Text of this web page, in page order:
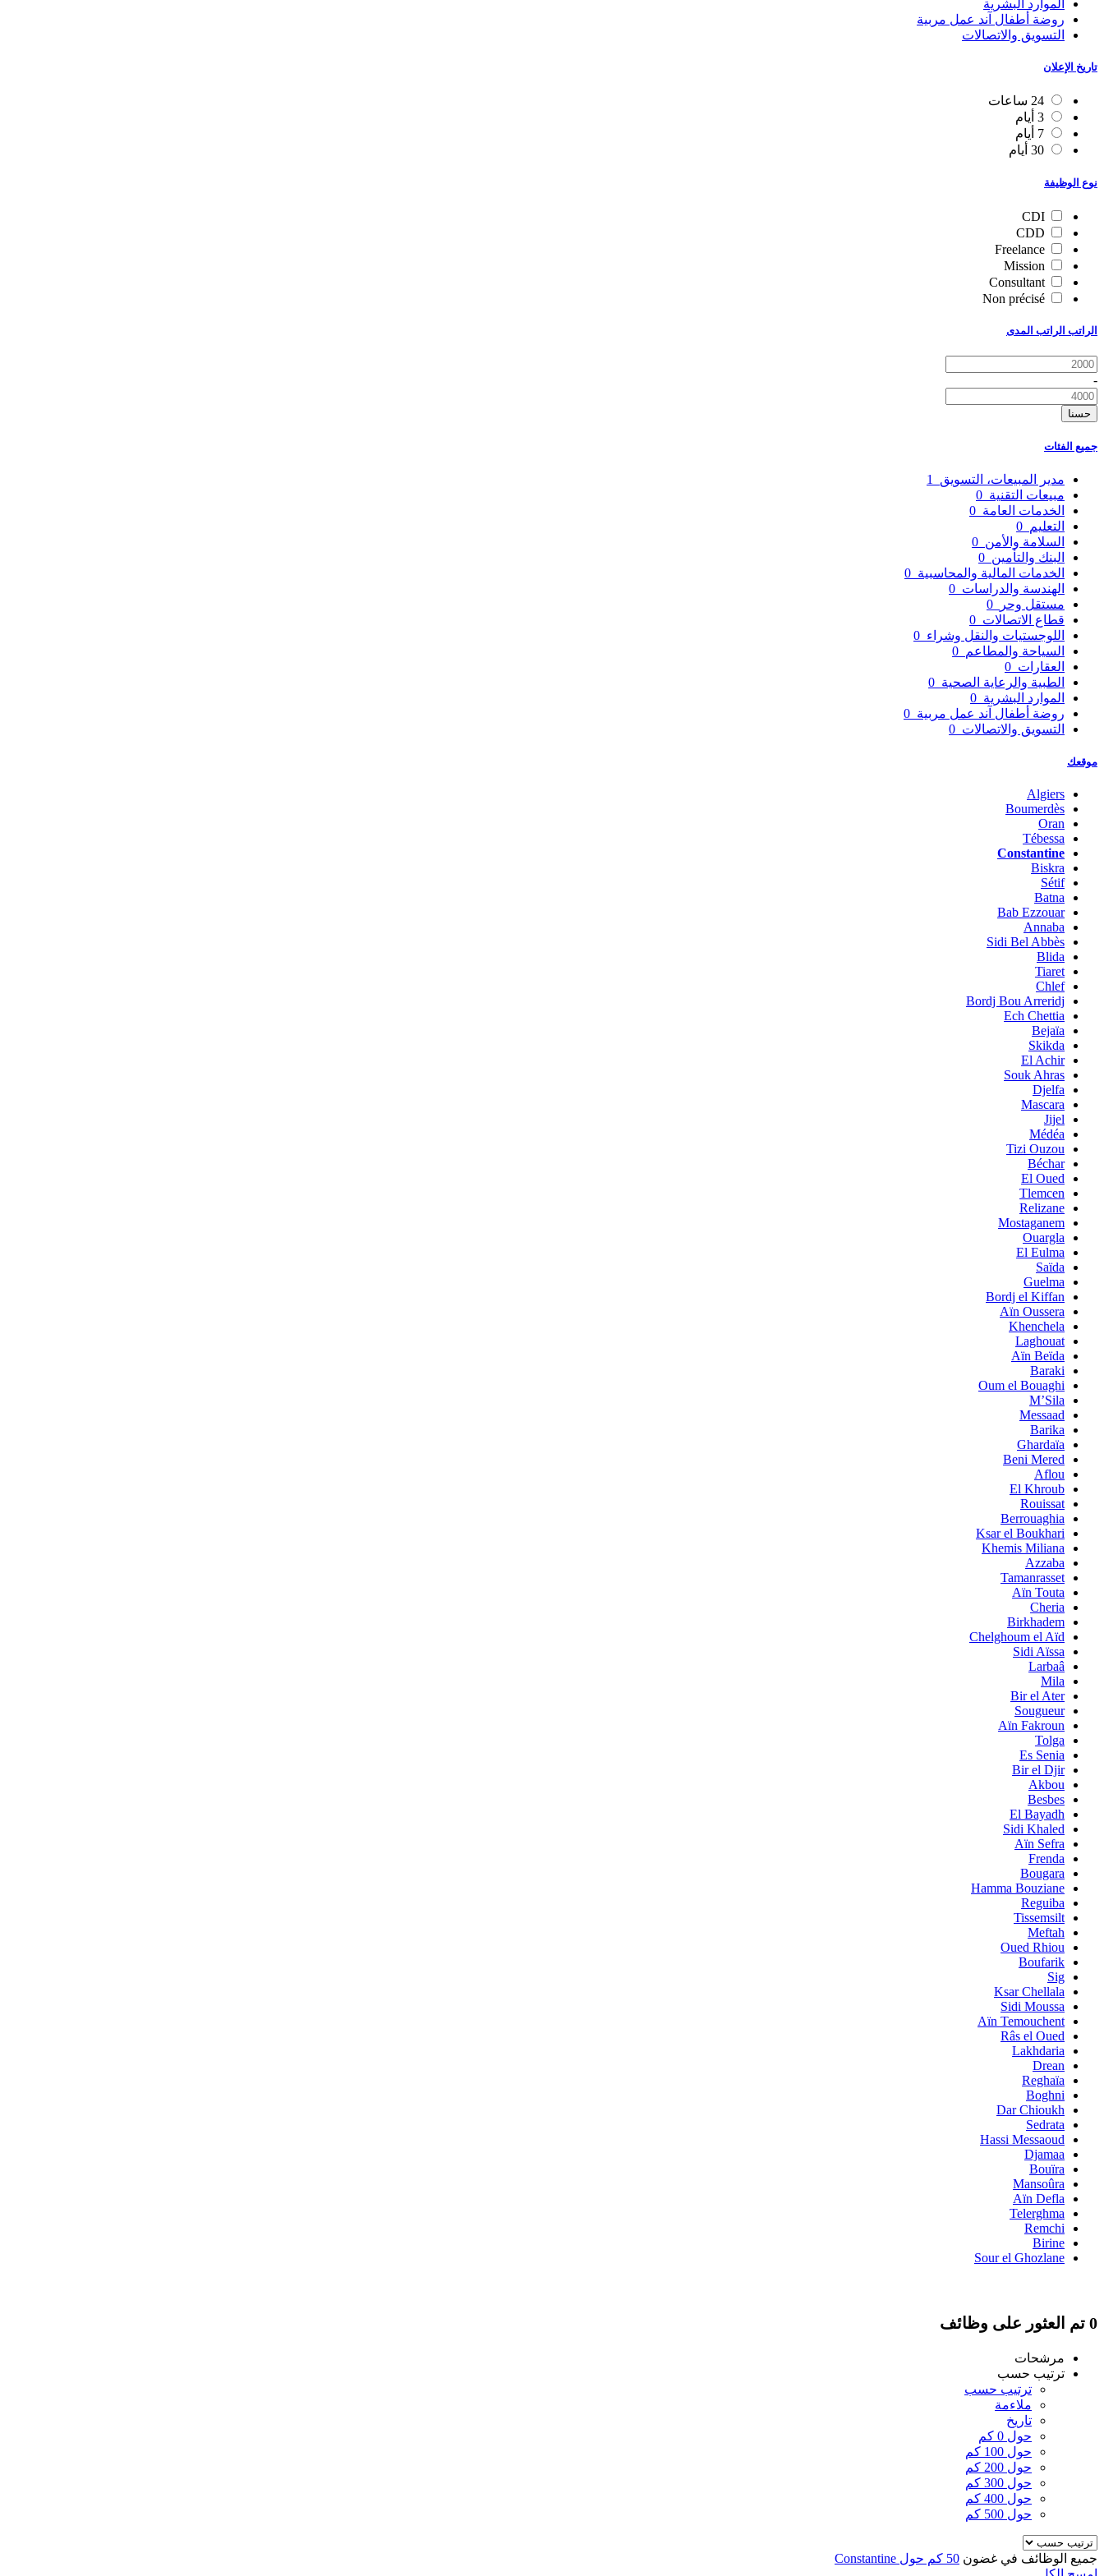
الموارد البشرية
روضة أطفال آند عمل مربية
التسويق والاتصالات
تاريخ الإعلان
24 ساعات
3 أيام
7 أيام
30 أيام
نوع الوظيفة
CDI
CDD
Freelance
Mission
Consultant
Non précisé
الراتب الراتب المدى
-
حسنا
جميع الفئات
مدير المبيعات، التسويق
مبيعات التقنية
الخدمات العامة
التعليم
السلامة والأمن
البنك والتأمين
الخدمات المالية والمحاسبية
الهندسة والدراسات
مستقل وحر
قطاع الاتصالات
اللوجستيات والنقل وشراء
السياحة والمطاعم
العقارات
الطبية والرعاية الصحية
الموارد البشرية
روضة أطفال آند عمل مربية
التسويق والاتصالات
موقعك
Algiers
Boumerdès
Oran
Tébessa
Constantine
Biskra
Sétif
Batna
Bab Ezzouar
Annaba
Sidi Bel Abbès
Blida
Tiaret
Chlef
Bordj Bou Arreridj
Ech Chettia
Bejaïa
Skikda
El Achir
Souk Ahras
Djelfa
Mascara
Jijel
Médéa
Tizi Ouzou
Béchar
El Oued
Tlemcen
Relizane
Mostaganem
Ouargla
El Eulma
Saïda
Guelma
Bordj el Kiffan
Aïn Oussera
Khenchela
Laghouat
Aïn Beïda
Baraki
Oum el Bouaghi
M’Sila
Messaad
Barika
Ghardaïa
Beni Mered
Aflou
El Khroub
Rouissat
Berrouaghia
Ksar el Boukhari
Khemis Miliana
Azzaba
Tamanrasset
Aïn Touta
Cheria
Birkhadem
Chelghoum el Aïd
Sidi Aïssa
Larbaâ
Mila
Bir el Ater
Sougueur
Aïn Fakroun
Tolga
Es Senia
Bir el Djir
Akbou
Besbes
El Bayadh
Sidi Khaled
Aïn Sefra
Frenda
Bougara
Hamma Bouziane
Reguiba
Tissemsilt
Meftah
Oued Rhiou
Boufarik
Sig
Ksar Chellala
Sidi Moussa
Aïn Temouchent
Râs el Oued
Lakhdaria
Drean
Reghaïa
Boghni
Dar Chioukh
Sedrata
Hassi Messaoud
Djamaa
Bouïra
Mansoûra
Aïn Defla
Telerghma
Remchi
Birine
Sour el Ghozlane
0 تم العثور على وظائف
مرشحات
ترتيب حسب
ترتيب حسب
ملاءمة
تاريخ
حول 0 كم
حول 100 كم
حول 200 كم
حول 300 كم
حول 400 كم
حول 500 كم
جميع الوظائف في غضون 50 كم حول Constantine